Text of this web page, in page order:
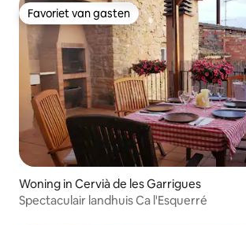
Favoriet van gasten
Favoriet van gasten
Woning in Cervià de les Garrigues
Spectaculair landhuis Ca l'Esquerré